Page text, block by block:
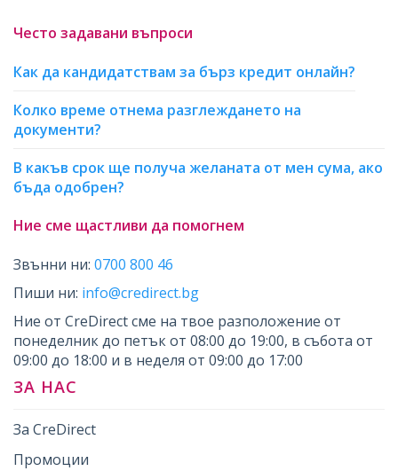
Често задавани въпроси
Как да кандидатствам за бърз кредит онлайн?
Колко време отнема разглеждането на
документи?
В какъв срок ще получа желаната от мен сума, ако
бъда одобрен?
Ние сме щастливи да помогнем
Звънни ни: 0700 800 46
Пиши ни: info@credirect.bg
Ние от CreDirect сме на твое разположение от
понеделник до петък от 08:00 до 19:00, в събота от
09:00 до 18:00 и в неделя от 09:00 до 17:00
ЗА НАС
За CreDirect
Промоции